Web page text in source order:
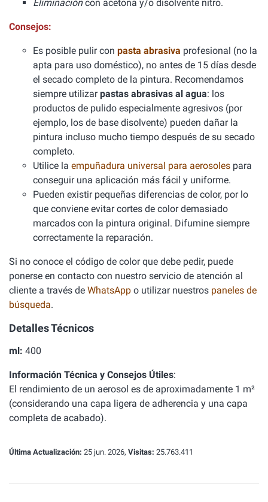
Eliminacióncon acetona y/o disolvente nitro.
Consejos:
Es posible pulir con pasta abrasiva profesional (no la
apta para uso doméstico), no antes de 15 días desde
el secado completo de la pintura. Recomendamos
siempre utilizarpastas abrasivas al agua: los
productos de pulido especialmente agresivos (por
ejemplo, los de base disolvente) pueden dañar la
pintura incluso mucho tiempo después de su secado
completo.
Utilice la empuñadura universal para aerosoles para
conseguir una aplicación más fácil y uniforme.
Pueden existir pequeñas diferencias de color, por lo
que conviene evitar cortes de color demasiado
marcados con la pintura original. Difumine siempre
correctamente la reparación.
Si no conoce el código de color que debe pedir, puede
ponerse en contacto con nuestro servicio de atención al
cliente a través de WhatsApp o utilizar nuestros paneles de
búsqueda.
Detalles Técnicos
ml: 400
Información Técnica y Consejos Útiles:
El rendimiento de un aerosol es de aproximadamente 1 m²
(considerando una capa ligera de adherencia y una capa
completa de acabado).
Última Actualización: 25 jun. 2026, Visitas: 25.763.411